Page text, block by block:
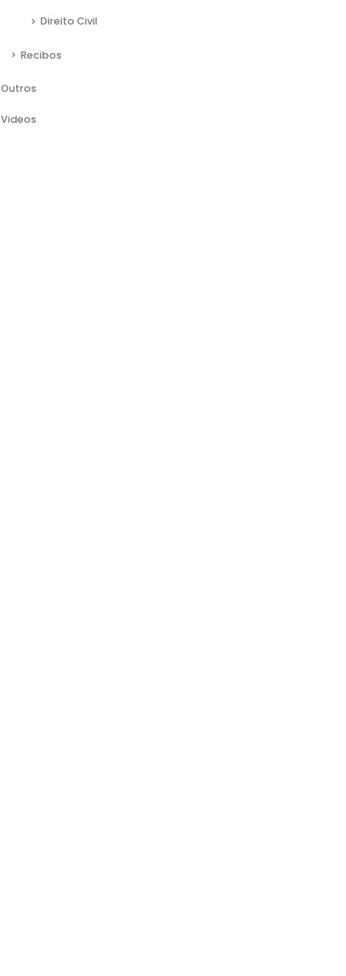
Direito Civil
Recibos
Outros
Videos